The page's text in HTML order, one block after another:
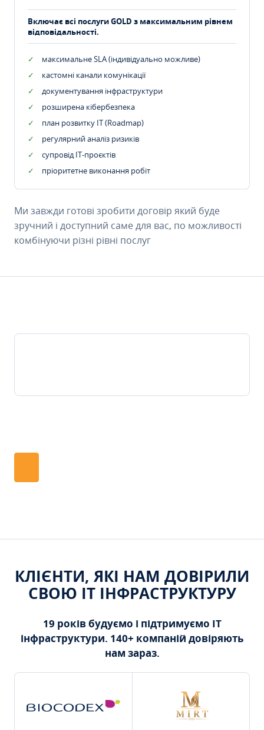
Включає всі послуги GOLD з максимальним рівнем
відповідальності.
максимальне SLA (індивідуально можливе)
кастомні канали комунікації
документування інфраструктури
розширена кібербезпека
план розвитку IT (Roadmap)
регулярний аналіз ризиків
супровід ІТ-проєктів
пріоритетне виконання робіт
Ми завжди готові зробити договір який буде
зручний і доступний саме для вас, по можливості
комбінуючи різні рівні послуг
КЛІЄНТИ, ЯКІ НАМ ДОВІРИЛИ
СВОЮ ІТ ІНФРАСТРУКТУРУ
19 років будуємо і підтримуємо ІТ
інфраструктури. 140+ компаній довіряють
нам зараз.